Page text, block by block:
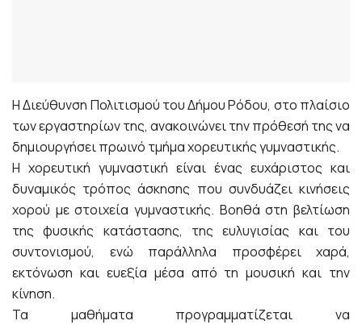
Η Διεύθυνση Πολιτισμού του Δήμου Ρόδου, στο πλαίσιο
των εργαστηρίων της, ανακοινώνει την πρόθεσή της να
δημιουργήσει πρωινό τμήμα χορευτικής γυμναστικής.
Η χορευτική γυμναστική είναι ένας ευχάριστος και
δυναμικός τρόπος άσκησης που συνδυάζει κινήσεις
χορού με στοιχεία γυμναστικής. Βοηθά στη βελτίωση
της φυσικής κατάστασης, της ευλυγισίας και του
συντονισμού, ενώ παράλληλα προσφέρει χαρά,
εκτόνωση και ευεξία μέσα από τη μουσική και την
κίνηση.
Τα μαθήματα προγραμματίζεται να